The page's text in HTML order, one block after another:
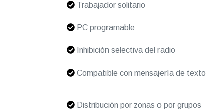
Trabajador solitario
PC programable
Inhibición selectiva del radio
Compatible con mensajería de texto
Distribución por zonas o por grupos